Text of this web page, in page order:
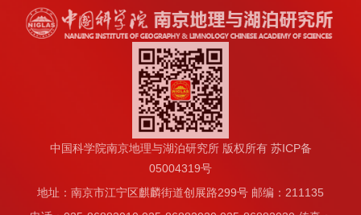
中国科学院南京地理与湖泊研究所 版权所有 苏ICP备
05004319号
地址：南京市江宁区麒麟街道创展路299号 邮编：211135